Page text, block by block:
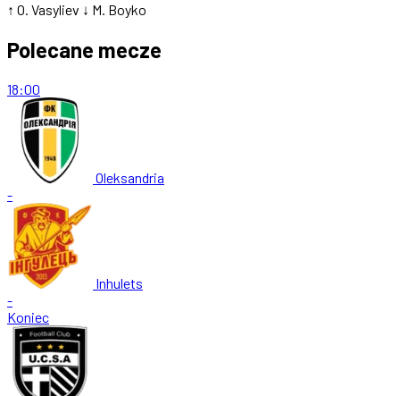
↑ O. Vasyliev ↓ M. Boyko
Polecane mecze
18:00
Oleksandria
-
Inhulets
-
Koniec